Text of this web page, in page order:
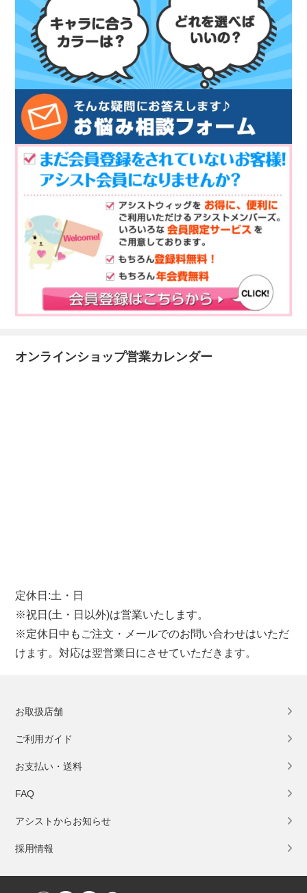
オンラインショップ営業カレンダー
定休日:土・日
※祝日(土・日以外)は営業いたします。
※定休日中もご注文・メールでのお問い合わせはいただ
けます。対応は翌営業日にさせていただきます。
お取扱店舗
ご利用ガイド
お支払い・送料
FAQ
アシストからお知らせ
採用情報